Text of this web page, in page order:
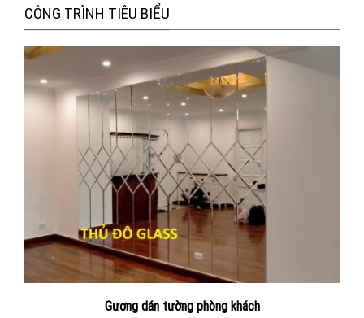
CÔNG TRÌNH TIÊU BIỂU
Gương dán tường phòng khách